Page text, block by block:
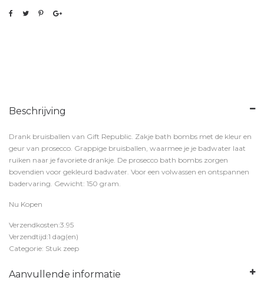
Beschrijving
Drank bruisballen van Gift Republic. Zakje bath bombs met de kleur en
geur van prosecco. Grappige bruisballen, waarmee je je badwater laat
ruiken naar je favoriete drankje. De prosecco bath bombs zorgen
bovendien voor gekleurd badwater. Voor een volwassen en ontspannen
badervaring. Gewicht: 150 gram.
Nu Kopen
Verzendkosten:3.95
Verzendtijd:1 dag(en)
Categorie: Stuk zeep
Aanvullende informatie